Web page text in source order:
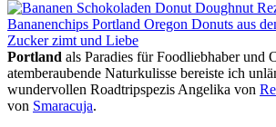
Portland als Paradies für Foodliebhaber und
atemberaubende Naturkulisse bereiste ich
wundervollen Roadtripspezis Angelika von
von Smaracuja.